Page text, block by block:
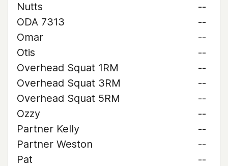
Nutts
--
ODA 7313
--
Omar
--
Otis
--
Overhead Squat 1RM
--
Overhead Squat 3RM
--
Overhead Squat 5RM
--
Ozzy
--
Partner Kelly
--
Partner Weston
--
Pat
--